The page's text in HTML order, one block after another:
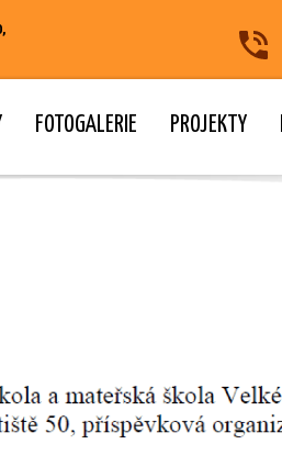
FOTOGALERIE PROJEKTY